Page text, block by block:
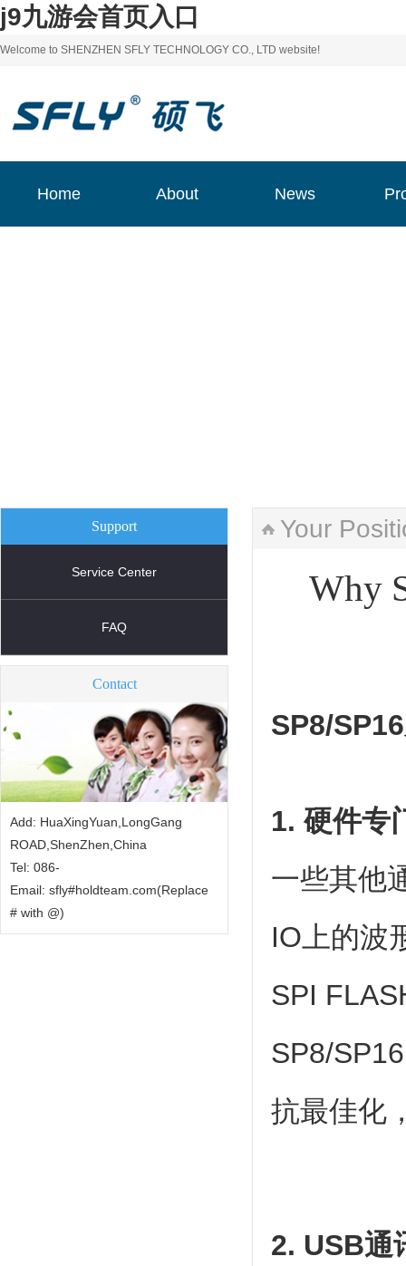
j9九游会首页入口
Welcome to SHENZHEN SFLY TECHNOLOGY CO., LTD website!
Home About News
Support
Service Center
FAQ
Contact
Add: HuaXingYuan,LongGang
ROAD,ShenZhen,China
Tel: 086-
Email: sfly#holdteam.com(Replace
# with @)
Your
Why
SP8/
1. 硬件专
一些其他
IO上的波
SPI
SP8/
抗最佳化
2. USB通